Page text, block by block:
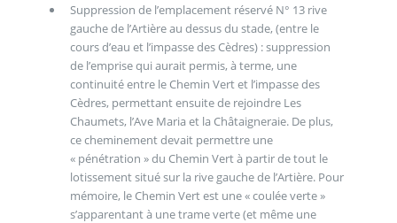
Suppression de l’emplacement réservé N° 13 rive
gauche de l’Artière au dessus du stade, (entre le
cours d’eau et l’impasse des Cèdres) : suppression
de l’emprise qui aurait permis, à terme, une
continuité entre le Chemin Vert et l’impasse des
Cèdres, permettant ensuite de rejoindre Les
Chaumets, l’Ave Maria et la Châtaigneraie. De plus,
ce cheminement devait permettre une
« pénétration » du Chemin Vert à partir de tout le
lotissement situé sur la rive gauche de l’Artière. Pour
mémoire, le Chemin Vert est une « coulée verte »
s’apparentant à une trame verte (et même une